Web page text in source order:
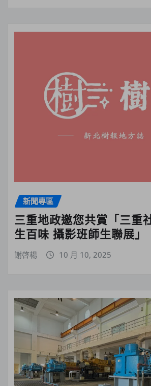
新聞專區
三重地政邀您共賞「三重
生百味 攝影班師生聯展」
謝啓楊 10 月 10, 2025